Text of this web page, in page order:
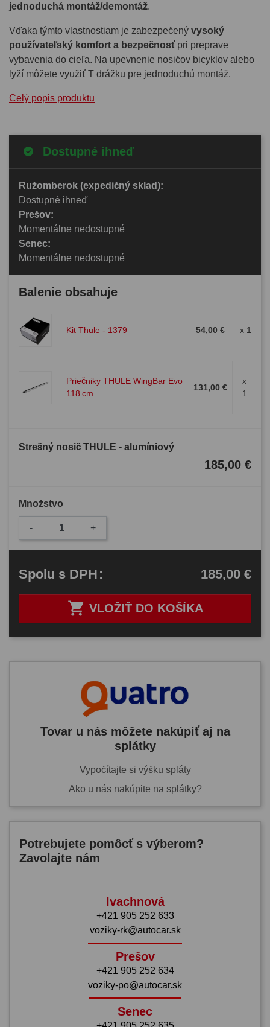
jednoduchá montáž/demontáž.
Vďaka týmto vlastnostiam je zabezpečený vysoký
používateľský komfort a bezpečnosťpri preprave
vybavenia do cieľa. Na upevnenie nosičov bicyklov alebo
lyží môžete využiť T drážku pre jednoduchú montáž.
Celý popis produktu
Dostupné ihneď
Ružomberok (expedičný sklad):
Dostupné ihneď
Prešov:
Momentálne nedostupné
Senec:
Momentálne nedostupné
Balenie obsahuje
Kit Thule - 1379 54,00 € x 1
Priečniky THULE WingBar Evo
118 cm
131,00 €
x
1
Strešný nosič THULE - alumíniový
185,00 €
Množstvo
- +
 VLOŽIŤ DO KOŠÍKA
Spolu s DPH: 185,00 €
Tovar u nás môžete nakúpiť aj na
splátky
Vypočítajte si výšku spláty
Ako u nás nakúpite na splátky?
Potrebujete pomôcť s výberom?
Zavolajte nám
Ivachnová
+421 905 252 633
voziky-rk@autocar.sk
Prešov
+421 905 252 634
voziky-po@autocar.sk
Senec